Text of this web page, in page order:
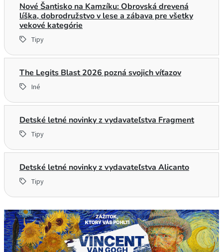
Nové Šantisko na Kamzíku: Obrovská drevená
líška, dobrodružstvo v lese a zábava pre všetky
vekové kategórie
Tipy
The Legits Blast 2026 pozná svojich víťazov
Iné
Detské letné novinky z vydavateľstva Fragment
Tipy
Detské letné novinky z vydavateľstva Alicanto
Tipy